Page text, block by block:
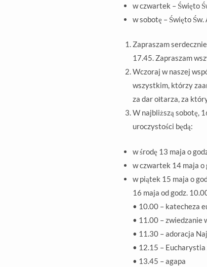
w czwartek – Święto
w sobotę – Święto Św.
Zapraszam
17.45. Zapraszam
Wczoraj w naszej
wszystkim, którzy
za dar ołtarza, za
W najbliższą sobotę,
uroczystości będą:
w środę 13 maja o
w czwartek 14 maja o
w piątek 15 maja o
16 maja od godz.
• 10.00 – katecheza
• 11.00 – zwiedzanie
• 11.30 – adoracja
• 12.15 –
• 13.45 – agapa